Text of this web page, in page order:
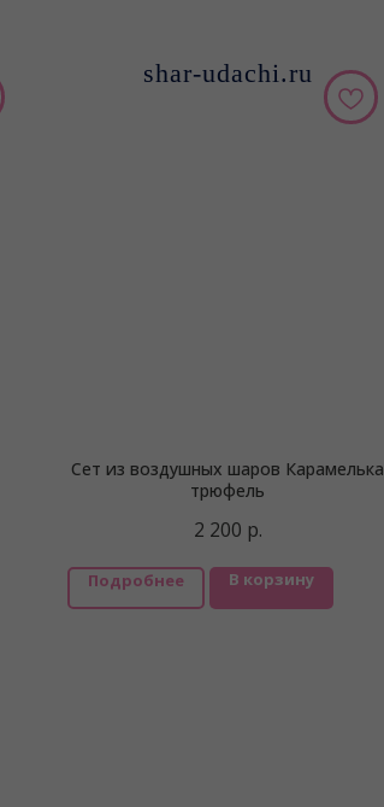
shar-udachi.ru
Сет из воздушных шаров Карамелька
трюфель
2 200 р.
Подробнее В корзину